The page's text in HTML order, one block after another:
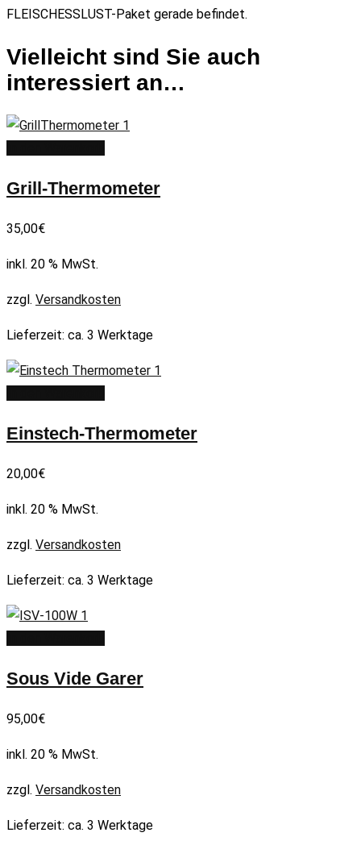
FLEISCHESSLUST-Paket gerade befindet.
Vielleicht sind Sie auch
interessiert an…
Grill-Thermometer
35,00€
inkl. 20 % MwSt.
zzgl. Versandkosten
Lieferzeit: ca. 3 Werktage
Einstech-Thermometer
20,00€
inkl. 20 % MwSt.
zzgl. Versandkosten
Lieferzeit: ca. 3 Werktage
Sous Vide Garer
95,00€
inkl. 20 % MwSt.
zzgl. Versandkosten
Lieferzeit: ca. 3 Werktage